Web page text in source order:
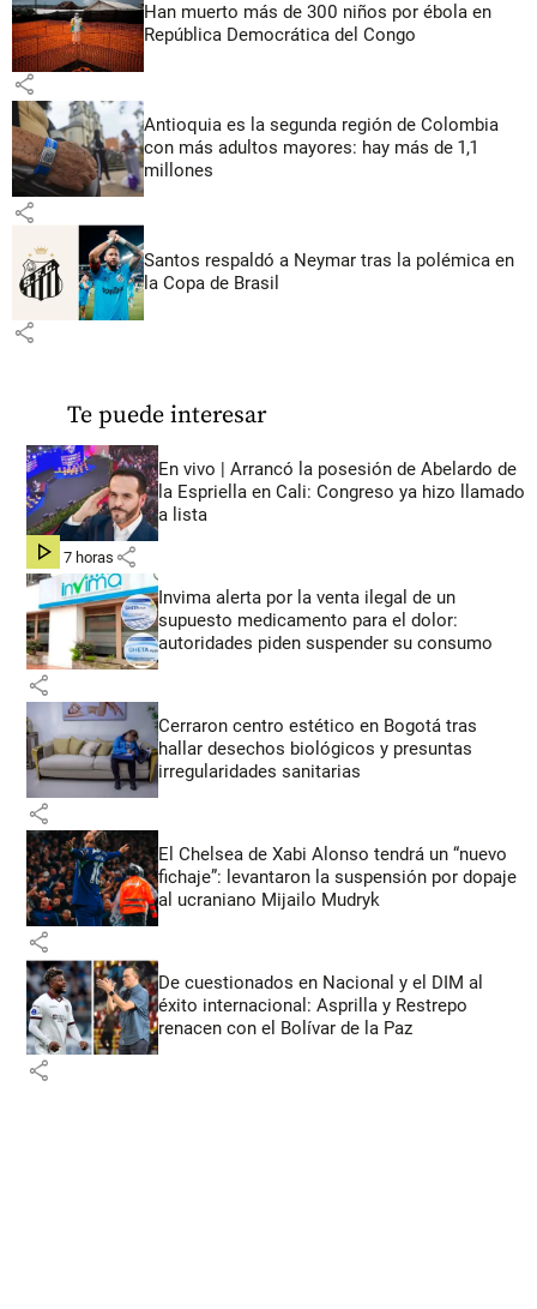
Han muerto más de 300 niños por ébola en
República Democrática del Congo
share
Antioquia es la segunda región de Colombia
con más adultos mayores: hay más de 1,1
millones
share
Santos respaldó a Neymar tras la polémica en
la Copa de Brasil
share
Te puede interesar
En vivo | Arrancó la posesión de Abelardo de
la Espriella en Cali: Congreso ya hizo llamado
a lista
hace 7 horas share
Invima alerta por la venta ilegal de un
supuesto medicamento para el dolor:
autoridades piden suspender su consumo
share
Cerraron centro estético en Bogotá tras
hallar desechos biológicos y presuntas
irregularidades sanitarias
share
El Chelsea de Xabi Alonso tendrá un “nuevo
fichaje”: levantaron la suspensión por dopaje
al ucraniano Mijailo Mudryk
share
De cuestionados en Nacional y el DIM al
éxito internacional: Asprilla y Restrepo
renacen con el Bolívar de la Paz
share